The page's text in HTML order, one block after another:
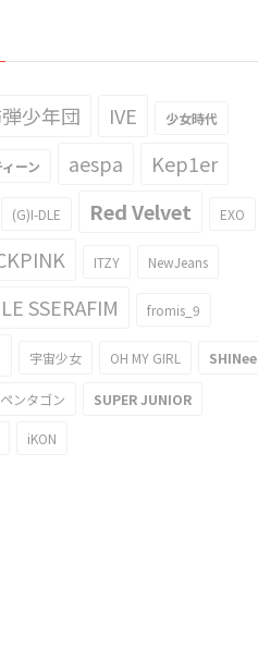
少年団 IVE 少女時代
ーン aespa Kep1er
(G)I-DLE Red Velvet EXO
ITZY NewJeans
LE SSERAFIM fromis_9
宇宙少女 OH MY GIRL SHINee
ペンタゴン SUPER JUNIOR
iKON